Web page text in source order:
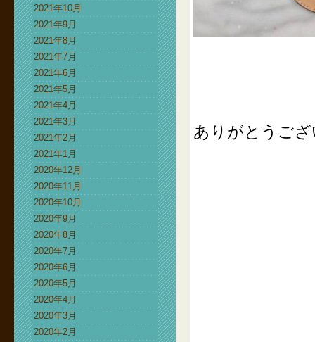
2021年10月
2021年9月
2021年8月
2021年7月
2021年6月
2021年5月
2021年4月
2021年3月
2021年2月
2021年1月
2020年12月
2020年11月
2020年10月
2020年9月
2020年8月
2020年7月
2020年6月
2020年5月
2020年4月
2020年3月
2020年2月
ありがとうご